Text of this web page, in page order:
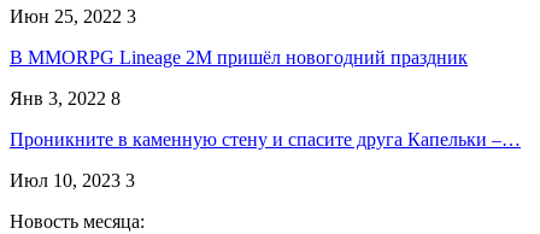
Июн 25, 2022 3
В MMORPG Lineage 2M пришёл новогодний праздник
Янв 3, 2022 8
Проникните в каменную стену и спасите друга Капельки –…
Июл 10, 2023 3
Новость месяца: